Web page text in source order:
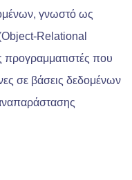
γνωστό ως
(Object-Relational
που
σε βάσεις δεδομένων